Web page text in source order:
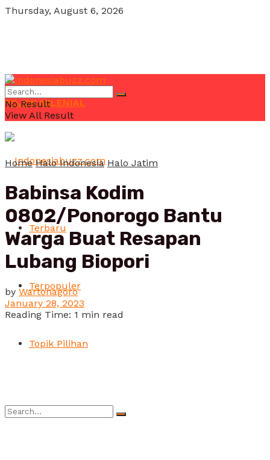
Thursday, August 6, 2026
POJOK MILENIAL
Terbaru
Terpopuler
Topik Pilihan
No Result
View All Result
Home Halo Indonesia Halo Jatim
Babinsa Kodim
0802/Ponorogo Bantu
Warga Buat Resapan
Lubang Biopori
by Wartonagoro
January 28, 2023
Reading Time: 1 min read